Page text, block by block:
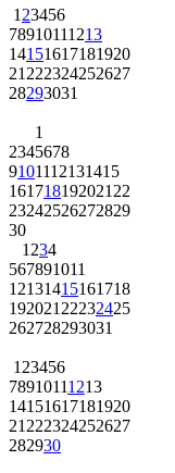
1 23456
78910111213
14151617181920
21 222324252627
28293031
1
2345678
9101112131415
161718192021 22
23242526272829
30
1 234
567891011
12131415161718
192021 22232425
262728293031
1 23456
78910111213
14151617181920
21 222324252627
282930